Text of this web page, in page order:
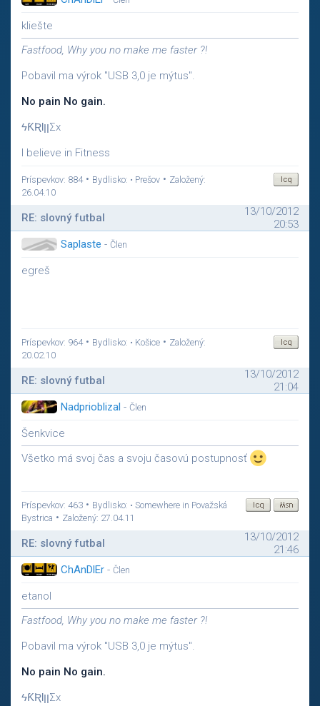
kliešte
Fastfood, Why you no make me faster ?!
Pobavil ma výrok "USB 3,0 je mýtus".
No pain No gain.
ϟƘƦƖןןΣx
I believe in Fitness
Príspevkov: 884• Bydlisko: • Prešov • Založený:
26.04.10
RE: slovný futbal
13/10/2012
20:53
Saplaste - Člen
egreš
Príspevkov: 964• Bydlisko: • Košice • Založený:
20.02.10
RE: slovný futbal
13/10/2012
21:04
Nadprioblizal - Člen
Šenkvice
Všetko má svoj čas a svoju časovú postupnosť
Príspevkov: 463 • Bydlisko: • Somewhere in Považská
Bystrica • Založený: 27.04.11
RE: slovný futbal
13/10/2012
21:46
ChAnDlEr - Člen
etanol
Fastfood, Why you no make me faster ?!
Pobavil ma výrok "USB 3,0 je mýtus".
No pain No gain.
ϟƘƦƖןןΣx